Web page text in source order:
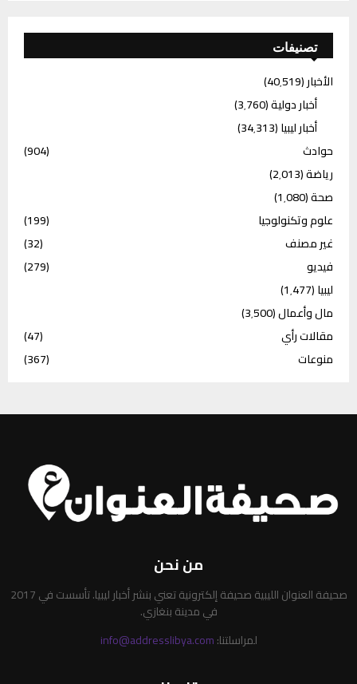
تصنيفات
الأخبار(40٬519)
أخبار دولية(3٬760)
أخبار ليبيا(34٬313)
حوادث
(904)
رياضة(2٬013)
صحة(1٬080)
علوم وتكنولوجيا
(199)
غير مصنف
(32)
فيديو
(279)
ليبيا(1٬477)
مال وأعمال(3٬500)
مقالات رأي
(47)
منوعات
(367)
من نحن
صحيفة العنوان الليبية صحيفة إلكترونية تعني بنشر أخبار ليبيا. تأسست في 2017
في مدينة بنغازي.
لمراسلتنا:info@addresslibya.com